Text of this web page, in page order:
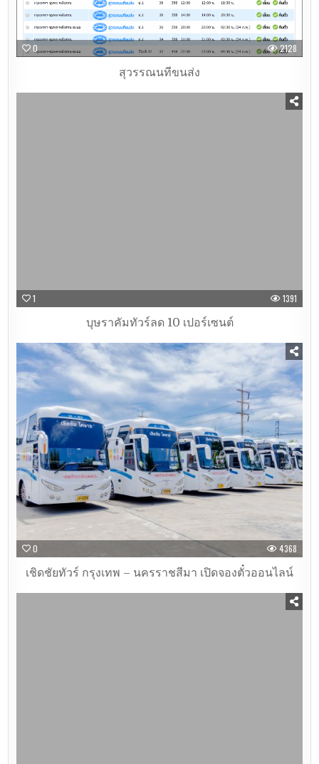
0 2128
สุวรรณนทีขนส่ง
1 1391
บุษราคัมทัวร์ลด 10 เปอร์เซนต์
0 4368
เชิดชัยทัวร์ กรุงเทพ – นครราชสีมา เปิดจองตั๋วออนไลน์